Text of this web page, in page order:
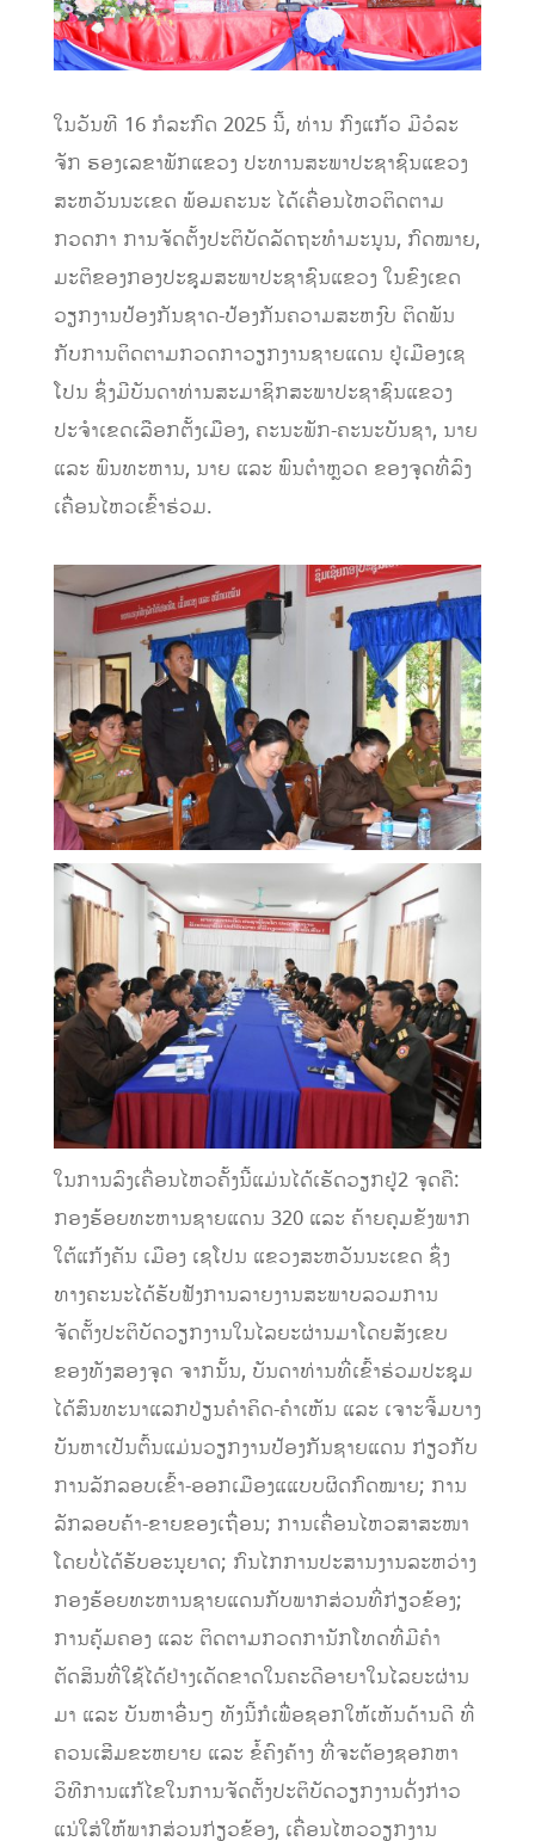
ໃນວັນທີ 16 ກໍລະກົດ 2025 ນີ້, ທ່ານ ກົງແກ້ວ ມີວໍລະ
ຈັກ ຮອງເລຂາພັກແຂວງ ປະທານສະພາປະຊາຊົນແຂວງ
ສະຫວັນນະເຂດ ພ້ອມຄະນະ ໄດ້ເຄື່ອນໄຫວຕິດຕາມ
ກວດກາ ການຈັດຕັ້ງປະຕິບັດລັດຖະທຳມະນູນ, ກົດໝາຍ,
ມະຕິຂອງກອງປະຊຸມສະພາປະຊາຊົນແຂວງ ໃນຂົງເຂດ
ວຽກງານປ້ອງກັນຊາດ-ປ້ອງກັນຄວາມສະຫງົບ ຕິດພັນ
ກັບການຕິດຕາມກວດກາວຽກງານຊາຍແດນ ຢູ່ເມືອງເຊ
ໂປນ ຊຶ່ງມີບັນດາທ່ານສະມາຊິກສະພາປະຊາຊົນແຂວງ
ປະຈຳເຂດເລືອກຕັ້ງເມືອງ, ຄະນະພັກ-ຄະນະບັນຊາ, ນາຍ
ແລະ ພົນທະຫານ, ນາຍ ແລະ ພົນຕຳຫຼວດ ຂອງຈຸດທີ່ລົງ
ເຄື່ອນໄຫວເຂົ້າຮ່ວມ.
ໃນການລົງເຄື່ອນໄຫວຄັ້ງນີ້ແມ່ນໄດ້ເຮັດວຽກຢູ່2 ຈຸດຄື:
ກອງຮ້ອຍທະຫານຊາຍແດນ 320 ແລະ ຄ້າຍຄຸມຂັງພາກ
ໃຕ້ແກ້ງຄັນ ເມືອງ ເຊໂປນ ແຂວງສະຫວັນນະເຂດ ຊຶ່ງ
ທາງຄະນະໄດ້ຮັບຟັງການລາຍງານສະພາບລວມການ
ຈັດຕັ້ງປະຕິບັດວຽກງານໃນໄລຍະຜ່ານມາໂດຍສັງເຂບ
ຂອງທັງສອງຈຸດ ຈາກນັ້ນ, ບັນດາທ່ານທີ່ເຂົ້າຮ່ວມປະຊຸມ
ໄດ້ສົນທະນາແລກປ່ຽນຄໍາຄິດ-ຄຳເຫັນ ແລະ ເຈາະຈີ້ມບາງ
ບັນຫາເປັນຕົ້ນແມ່ນວຽກງານປ້ອງກັນຊາຍແດນ ກ່ຽວກັບ
ການລັກລອບເຂົ້າ-ອອກເມືອງແແບບຜິດກົດໝາຍ; ການ
ລັກລອບຄ້າ-ຂາຍຂອງເຖື່ອນ; ການເຄື່ອນໄຫວສາສະໜາ
ໂດຍບໍ່ໄດ້ຮັບອະນຸຍາດ; ກົນໄກການປະສານງານລະຫວ່າງ
ກອງຮ້ອຍທະຫານຊາຍແດນກັບພາກສ່ວນທີ່ກ່ຽວຂ້ອງ;
ການຄຸ້ມຄອງ ແລະ ຕິດຕາມກວດການັກໂທດທີ່ມີຄຳ
ຕັດສິນທີ່ໃຊ້ໄດ້ຢ່າງເດັດຂາດໃນຄະດີອາຍາໃນໄລຍະຜ່ານ
ມາ ແລະ ບັນຫາອື່ນໆ ທັງນີ້ກໍເພື່ອຊອກໃຫ້ເຫັນດ້ານດີ ທີ່
ຄວນເສີມຂະຫຍາຍ ແລະ ຂໍ້ຄົງຄ້າງ ທີ່ຈະຕ້ອງຊອກຫາ
ວິທີການແກ້ໄຂໃນການຈັດຕັ້ງປະຕິບັດວຽກງານດັ່ງກ່າວ
ແນ່ໃສ່ໃຫ້ພາກສ່ວນກ່ຽວຂ້ອງ, ເຄື່ອນໄຫວວຽກງານ